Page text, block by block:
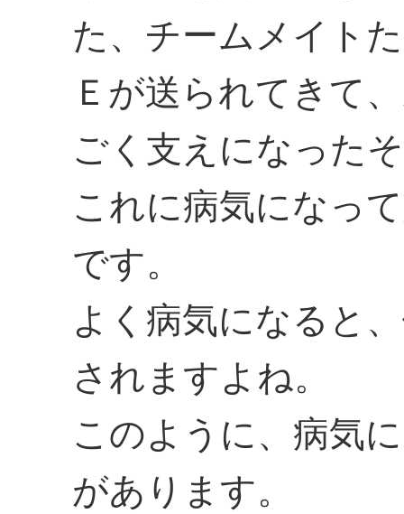
た、チームメイト
Ｅが送られてきて
ごく支えになった
これに病気になっ
です。
よく病気になると
されますよね。
このように、病気
があります。